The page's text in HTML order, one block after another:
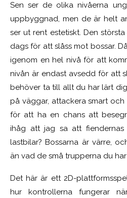
Sen ser de olika nivåerna
uppbyggnad, men de är helt
ser ut rent estetiskt. Den
dags för att slåss mot bossar.
igenom en hel nivå för att
nivån är endast avsedd för att
behöver ta till allt du har lärt
på väggar, attackera smart
för att ha en chans att
ihåg att jag sa att
lastbilar? Bossarna är värre,
än vad de små trupperna du
Det här är ett 2D-
hur kontrollerna fungerar